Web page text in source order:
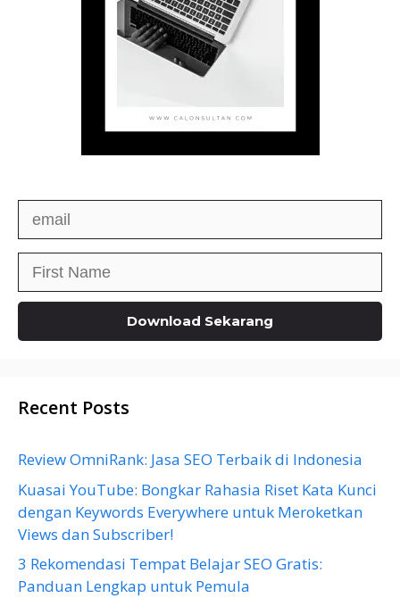
Recent Posts
Review OmniRank: Jasa SEO Terbaik di Indonesia
Kuasai YouTube: Bongkar Rahasia Riset Kata Kunci
dengan Keywords Everywhere untuk Meroketkan
Views dan Subscriber!
3 Rekomendasi Tempat Belajar SEO Gratis:
Panduan Lengkap untuk Pemula